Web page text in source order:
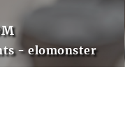
- elomonster